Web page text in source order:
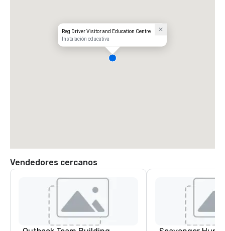
Reg Driver Visitor and Education Centre
Instalación educativa
Vendedores cercanos